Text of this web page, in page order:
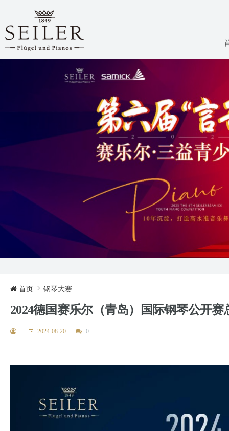
首页 钢琴大赛
2024德国赛乐尔（青岛）国际钢琴公开赛
2024-08-20 0